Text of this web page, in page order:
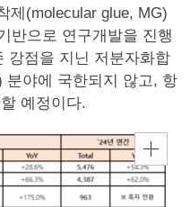
제(molecular glue, MG)
반으로 연구개발을 진행
강점을 지닌 저분자화합
분야에 국한되지 않고, 항
예정이다.